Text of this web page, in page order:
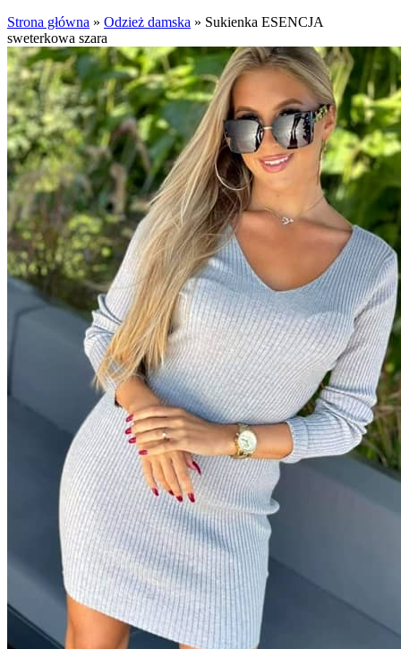
Strona główna » Odzież damska » Sukienka ESENCJA
sweterkowa szara